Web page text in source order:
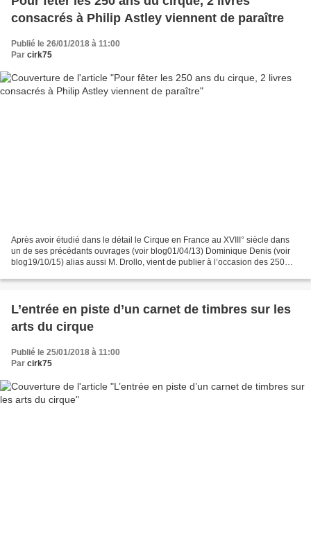
consacrés à Philip Astley viennent de paraître
Publié le 26/01/2018 à 11:00
Par cirk75
Après avoir étudié dans le détail le Cirque en France au XVIII° siècle dans
un de ses précédants ouvrages (voir blog01/04/13) Dominique Denis (voir
blog19/10/15) alias aussi M. Drollo, vient de publier à l’occasion des 250
L’entrée en piste d’un carnet de timbres sur les
arts du cirque
Publié le 25/01/2018 à 11:00
Par cirk75